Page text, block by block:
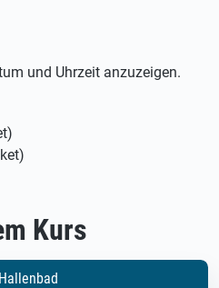
und Uhrzeit anzuzeigen.
Kurs